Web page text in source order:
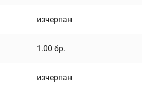
изчерпан
1.00 бр.
изчерпан